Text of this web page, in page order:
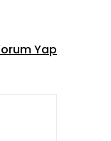
Yap